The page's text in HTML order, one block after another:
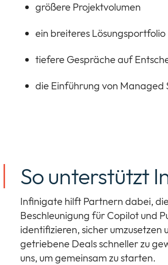
größere Projektvolumen
ein breiteres Lösungsportfolio
tiefere Gespräche auf
die Einführung von Managed
So unterstützt
Infinigate hilft Partnern dabei,
Beschleunigung für Copilot und
identifizieren, sicher
getriebene Deals schneller zu
uns, um gemeinsam zu starten.